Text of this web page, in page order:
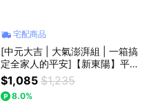
宅配商品
[中元大吉 | 大氣澎湃組 | 一箱搞
定全家人的平安]【新東陽】平安
聚福澎派普渡箱
$1,085 $1,235
8.0%